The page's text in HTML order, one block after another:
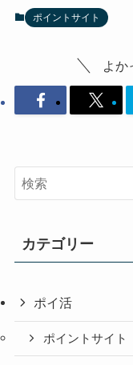
ポイントサイト
よか
カテゴリー
ポイ活
ポイントサイト